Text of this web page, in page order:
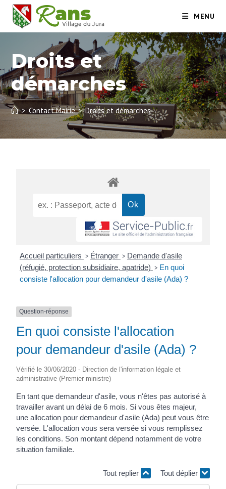
MENU
Droits et
démarches
> Contact Mairie > Droits et démarches
Accueil particuliers > Étranger > Demande d'asile
(réfugié, protection subsidiaire, apatride) > En quoi
consiste l'allocation pour demandeur d'asile (Ada) ?
Question-réponse
En quoi consiste l'allocation
pour demandeur d'asile (Ada) ?
Vérifié le 30/06/2020 - Direction de l'information légale et
administrative (Premier ministre)
En tant que demandeur d'asile, vous n'êtes pas autorisé à
travailler avant un délai de 6 mois. Si vous êtes majeur,
une allocation pour demandeur d'asile (Ada) peut vous être
versée. L'allocation vous sera versée si vous remplissez
les conditions. Son montant dépend notamment de votre
situation familiale.
Tout replier Tout déplier